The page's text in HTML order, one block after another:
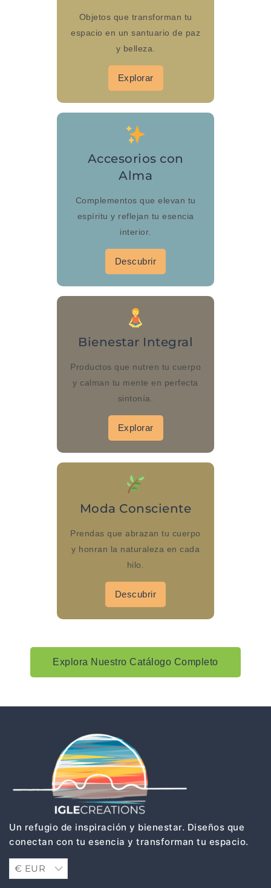
Objetos que transforman tu
espacio en un santuario de paz
y belleza.
Explorar
Accesorios con
Alma
Complementos que elevan tu
espíritu y reflejan tu esencia
interior.
Descubrir
Bienestar Integral
Productos que nutren tu cuerpo
y calman tu mente en perfecta
sintonía.
Explorar
Moda Consciente
Prendas que abrazan tu cuerpo
y honran la naturaleza en cada
hilo.
Descubrir
Explora Nuestro Catálogo Completo
Un refugio de inspiración y bienestar. Diseños que
conectan con tu esencia y transforman tu espacio.